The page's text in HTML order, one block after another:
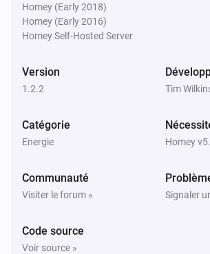
Homey (Early 2018)
Homey (Early 2016)
Homey Self-Hosted Server
Version
1.2.2 Tim
Catégorie
Energie Homey
Communauté
Visiter le forum » Signaler
Code source
Voir source »